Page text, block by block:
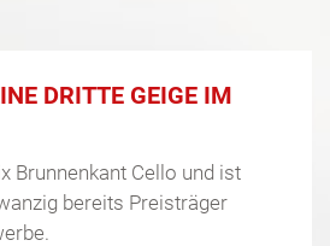
DRITTE GEIGE IM
Brunnenkant Cello und ist
bereits Preisträger